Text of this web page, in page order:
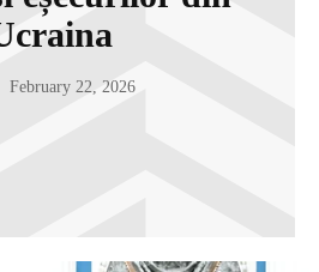
February 22, 2026